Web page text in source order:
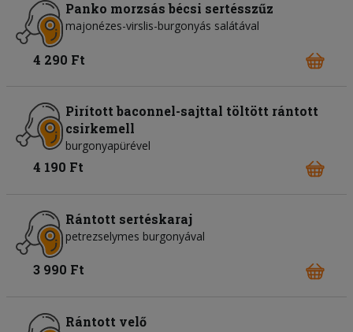
Panko morzsás bécsi sertésszűz
majonézes-virslis-burgonyás salátával
4 290 Ft
Pirított baconnel-sajttal töltött rántott
csirkemell
burgonyapürével
4 190 Ft
Rántott sertéskaraj
petrezselymes burgonyával
3 990 Ft
Rántott velő